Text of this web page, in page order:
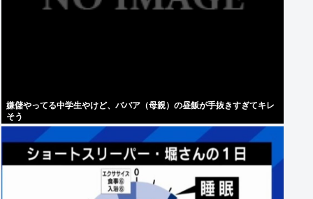
嫌儲やってる中学生やけど、ババア（母親）の昼飯が手抜きすぎてキレ
そう